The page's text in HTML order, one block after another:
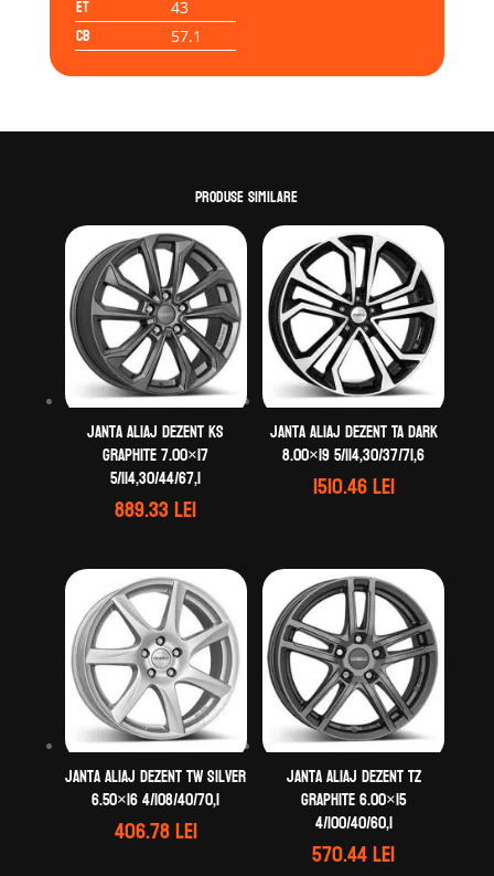
ET 43
CB 57.1
Produse similare
Janta aliaj DEZENT KS
graphite 7.00×17
5/114,30/44/67,1
889.33lei
Janta aliaj DEZENT TA dark
8.00×19 5/114,30/37/71,6
1510.46lei
Janta aliaj DEZENT TW silver
6.50×16 4/108/40/70,1
406.78lei
Janta aliaj DEZENT TZ
graphite 6.00×15
4/100/40/60,1
570.44lei